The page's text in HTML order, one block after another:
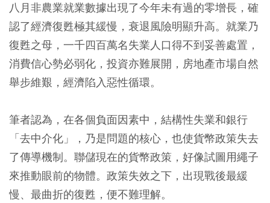
八月非農業就業數據出現了今年未有過的零增長，確
認了經濟復甦極其緩慢，衰退風險明顯升高。就業乃
復甦之母，一千四百萬名失業人口得不到妥善處置，
消費信心勢必弱化，投資亦難展開，房地產市場自然
舉步維艱，經濟陷入惡性循環。
筆者認為，在各個負面因素中，結構性失業和銀行
「去中介化」，乃是問題的核心，也使貨幣政策失去
了傳導機制。聯儲現在的貨幣政策，好像試圖用繩子
來推動眼前的物體。政策失效之下，出現戰後最緩
慢、最曲折的復甦，便不難理解。